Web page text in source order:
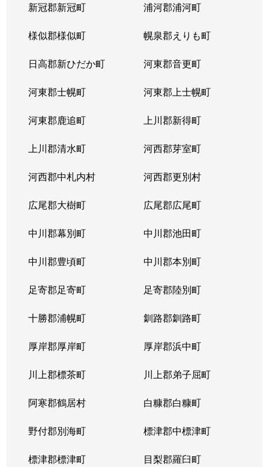
新冠郡新冠町 浦河郡浦河町
様似郡様似町 幌泉郡えりも町
日高郡新ひだか町 河東郡音更町
河東郡士幌町 河東郡上士幌町
河東郡鹿追町 上川郡新得町
上川郡清水町 河西郡芽室町
河西郡中札内村 河西郡更別村
広尾郡大樹町 広尾郡広尾町
中川郡幕別町 中川郡池田町
中川郡豊頃町 中川郡本別町
足寄郡足寄町 足寄郡陸別町
十勝郡浦幌町 釧路郡釧路町
厚岸郡厚岸町 厚岸郡浜中町
川上郡標茶町 川上郡弟子屈町
阿寒郡鶴居村 白糠郡白糠町
野付郡別海町 標津郡中標津町
標津郡標津町 目梨郡羅臼町